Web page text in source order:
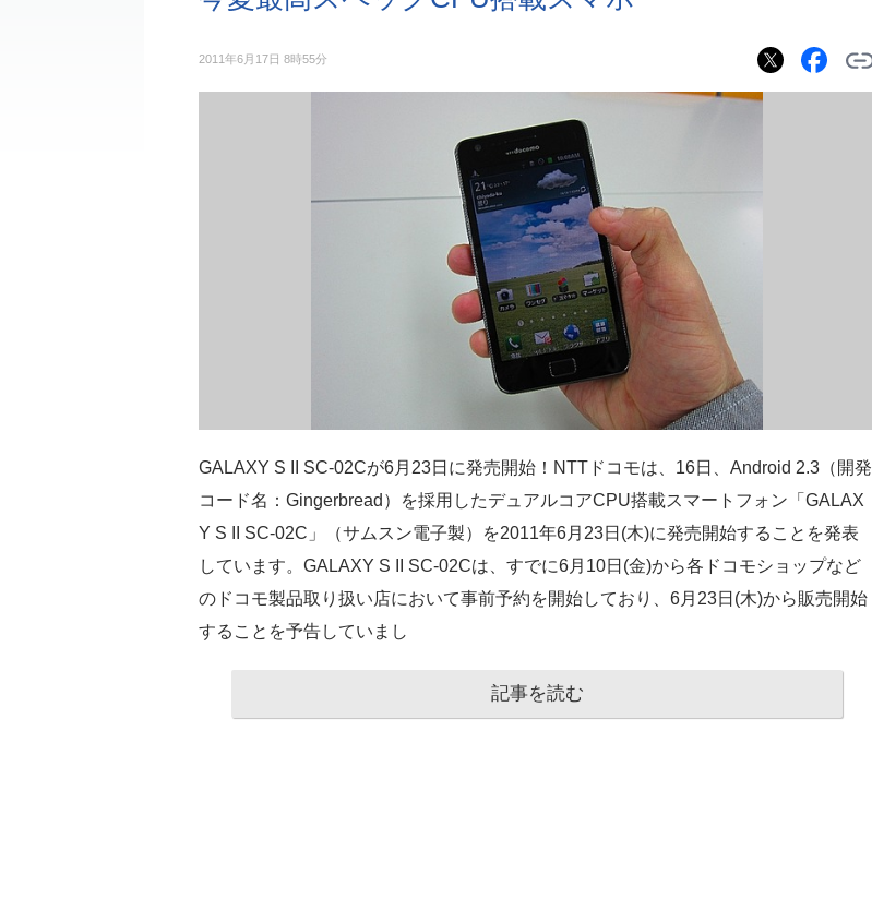
2011年6月17日 8時55分
GALAXY S II SC-02Cが6月23日に発売開始！NTTドコモは、16日、Android 2.3（開発
コード名：Gingerbread）を採用したデュアルコアCPU搭載スマートフォン「GALAX
Y S II SC-02C」（サムスン電子製）を2011年6月23日(木)に発売開始することを発表
しています。GALAXY S II SC-02Cは、すでに6月10日(金)から各ドコモショップなど
のドコモ製品取り扱い店において事前予約を開始しており、6月23日(木)から販売開始
することを予告していまし
記事を読む